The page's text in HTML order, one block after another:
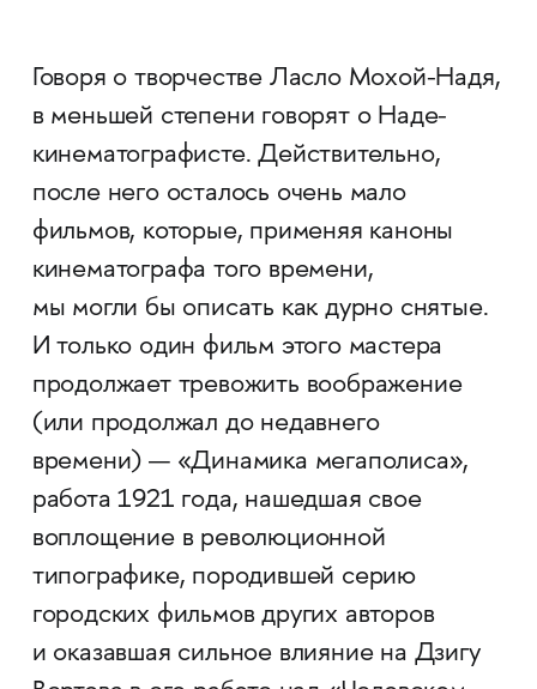
Говоря о творчестве Ласло Мохой-Надя,
в меньшей степени говорят о Наде-
кинематографисте. Действительно,
после него осталось очень мало
фильмов, которые, применяя каноны
кинематографа того времени,
мы могли бы описать как дурно снятые.
И только один фильм этого мастера
продолжает тревожить воображение
(или продолжал до недавнего
времени) — «Динамика мегаполиса»,
работа 1921 года, нашедшая свое
воплощение в революционной
типографике, породившей серию
городских фильмов других авторов
и оказавшая сильное влияние на Дзигу